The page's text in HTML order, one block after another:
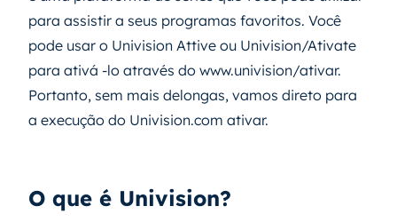
para assistir a seus programas favoritos. Você
pode usar o Univision Attive ou Univision/Ativate
para ativá -lo através do www.univision/ativar.
Portanto, sem mais delongas, vamos direto para
a execução do Univision.com ativar.
O que é Univision?